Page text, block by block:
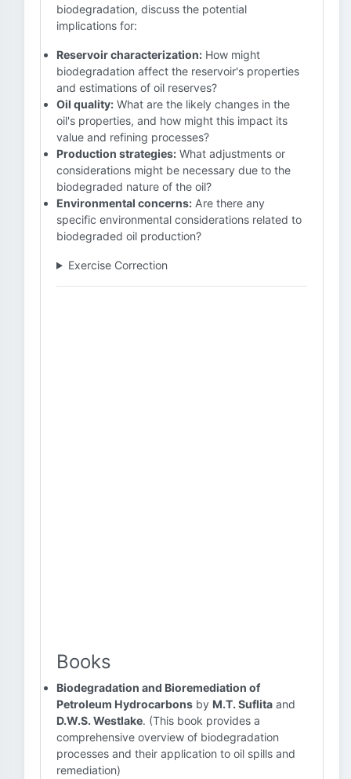
biodegradation, discuss the potential
implications for:
Reservoir characterization: How might
biodegradation affect the reservoir's properties
and estimations of oil reserves?
Oil quality: What are the likely changes in the
oil's properties, and how might this impact its
value and refining processes?
Production strategies: What adjustments or
considerations might be necessary due to the
biodegraded nature of the oil?
Environmental concerns: Are there any
specific environmental considerations related to
biodegraded oil production?
Exercise Correction
Books
Biodegradation and Bioremediation of
Petroleum Hydrocarbons by M.T. Suflita and
D.W.S. Westlake. (This book provides a
comprehensive overview of biodegradation
processes and their application to oil spills and
remediation)